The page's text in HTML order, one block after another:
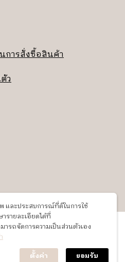
การสั่งซื้อสินค้า
ว
All Rights Reserved.
และประสบการณ์ที่ดีในการใช้
รายละเอียดได้ที่
ารถจัดการความเป็นส่วนตัวเอง
ตั้งค่า
ยอมรับ